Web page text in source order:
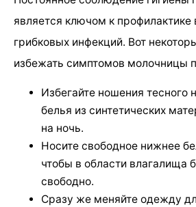
является ключом к профилактике
грибковых инфекций. Вот
избежать симптомов молочницы
Избегайте ношения тесного
белья из синтетических
на ночь.
Носите свободное нижнее
чтобы в области влагалища
свободно.
Сразу же меняйте одежду